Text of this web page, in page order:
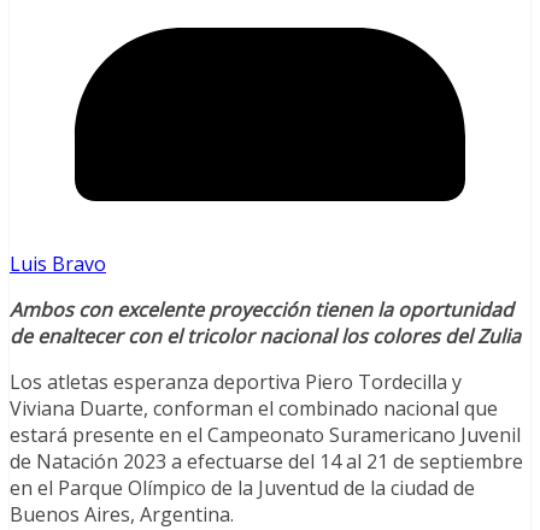
Luis Bravo
Ambos con excelente proyección tienen la oportunidad
de enaltecer con el tricolor nacional los colores del Zulia
Los atletas esperanza deportiva Piero Tordecilla y
Viviana Duarte, conforman el combinado nacional que
estará presente en el Campeonato Suramericano Juvenil
de Natación 2023 a efectuarse del 14 al 21 de septiembre
en el Parque Olímpico de la Juventud de la ciudad de
Buenos Aires, Argentina.